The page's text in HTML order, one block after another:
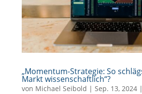
„Momentum-Strategie: So
Markt wissenschaftlich“?
von Michael Seibold | Sep. 13, 2024|